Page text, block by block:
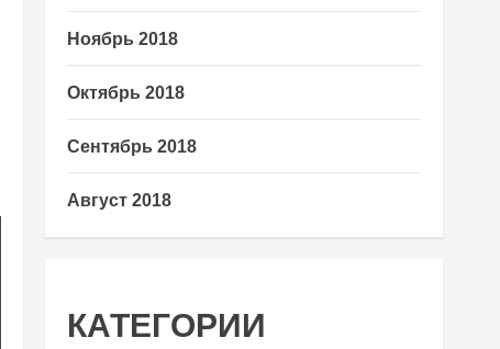
Ноябрь 2018
Октябрь 2018
Сентябрь 2018
Август 2018
КАТЕГОРИИ